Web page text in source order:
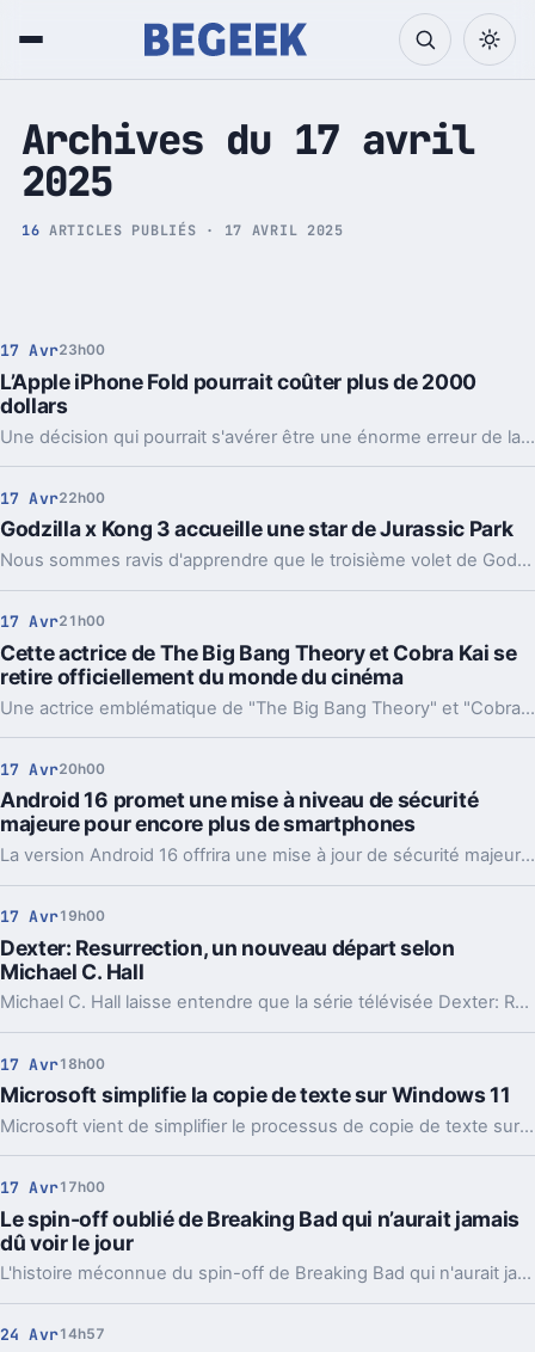
Tech et Pop culture
Archives du 17 avril
2025
16 ARTICLES PUBLIÉS · 17 AVRIL 2025
17 Avr23h00
L’Apple iPhone Fold pourrait coûter plus de 2000
dollars
Une décision qui pourrait s'avérer être une énorme erreur de la part d'Apple.
17 Avr22h00
Godzilla x Kong 3 accueille une star de Jurassic Park
Nous sommes ravis d'apprendre que le troisième volet de Godzilla contre Kong accueillera un acteur très apprécié de Jurassic Park, ajoutant ainsi une nouvelle dimension à cette saga épique.
17 Avr21h00
Cette actrice de The Big Bang Theory et Cobra Kai se
retire officiellement du monde du cinéma
Une actrice emblématique de "The Big Bang Theory" et "Cobra Kai" annonce officiellement qu'il met un terme à sa carrière d'acteur.
17 Avr20h00
Android 16 promet une mise à niveau de sécurité
majeure pour encore plus de smartphones
La version Android 16 offrira une mise à jour de sécurité majeure pour encore plus de téléphones mobiles.
17 Avr19h00
Dexter: Resurrection, un nouveau départ selon
Michael C. Hall
Michael C. Hall laisse entendre que la série télévisée Dexter: Resurrection marque un tout nouveau début pour la franchise.
17 Avr18h00
Microsoft simplifie la copie de texte sur Windows 11
Microsoft vient de simplifier le processus de copie de texte sur Windows 11 : découvrez comment faire en quelques étapes simples.
17 Avr17h00
Le spin-off oublié de Breaking Bad qui n’aurait jamais
dû voir le jour
L'histoire méconnue du spin-off de Breaking Bad qui n'aurait jamais dû voir le jour.
24 Avr14h57